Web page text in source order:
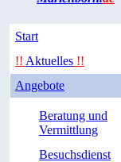
Start
!! Aktuelles !!
Angebote
Beratung und
Vermittlung
Besuchsdienst